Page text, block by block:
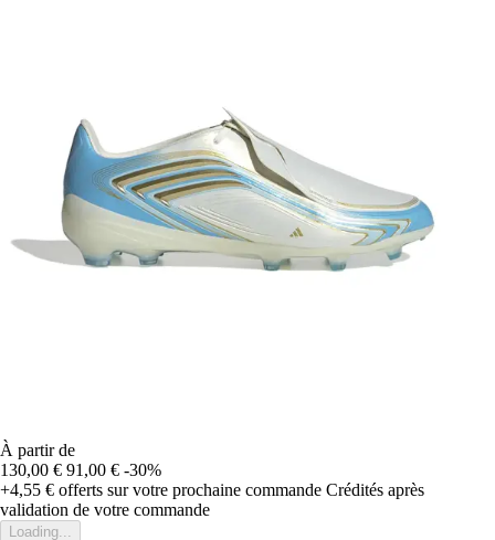
À partir de
130,00 € 91,00 € -30%
+4,55 € offerts sur votre prochaine commande Crédités après
validation de votre commande
Loading...